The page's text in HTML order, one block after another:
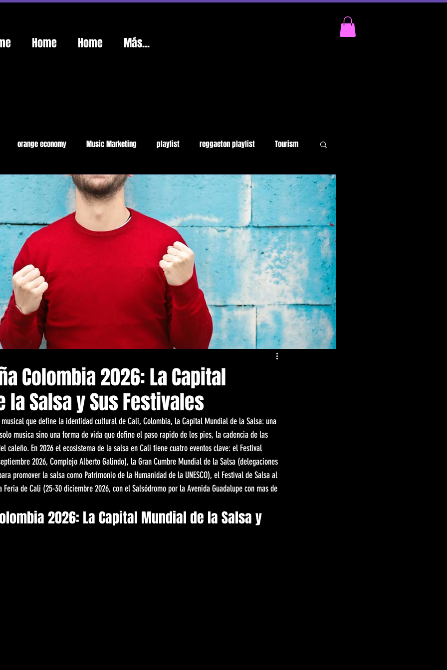
Home Home Más...
orange economy Music Marketing playlist reggaeton playlist Tourism
Colombia 2026: La Capital
la Salsa y Sus Festivales
que define la identidad cultural de Cali, Colombia, la Capital Mundial de la Salsa: una
musica sino una forma de vida que define el paso rapido de los pies, la cadencia de las
caleño. En 2026 el ecosistema de la salsa en Cali tiene cuatro eventos clave: el Festival
2026, Complejo Alberto Galindo), la Gran Cumbre Mundial de la Salsa (delegaciones
promover la salsa como Patrimonio de la Humanidad de la UNESCO), el Festival de Salsa al
Feria de Cali (25-30 diciembre 2026, con el Salsódromo por la Avenida Guadalupe con mas de
2026: La Capital Mundial de la Salsa y